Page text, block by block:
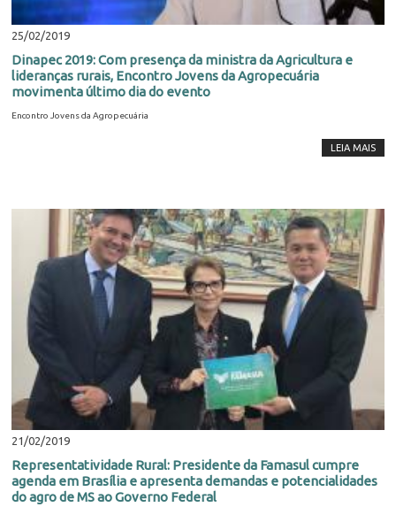
25/02/2019
Dinapec 2019: Com presença da ministra da Agricultura e
lideranças rurais, Encontro Jovens da Agropecuária
movimenta último dia do evento
Encontro Jovens da Agropecuária
LEIA MAIS
21/02/2019
Representatividade Rural: Presidente da Famasul cumpre
agenda em Brasília e apresenta demandas e potencialidades
do agro de MS ao Governo Federal